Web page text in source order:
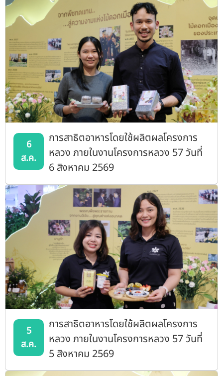
ติดต่อเรา
สายตรงผู้บริหาร
6
ส.ค.
การสาธิตอาหารโดยใช้ผลิตผลโครงการ
หลวง ภายในงานโครงการหลวง 57 วันที่
6 สิงหาคม 2569
5
ส.ค.
การสาธิตอาหารโดยใช้ผลิตผลโครงการ
หลวง ภายในงานโครงการหลวง 57 วันที่
5 สิงหาคม 2569